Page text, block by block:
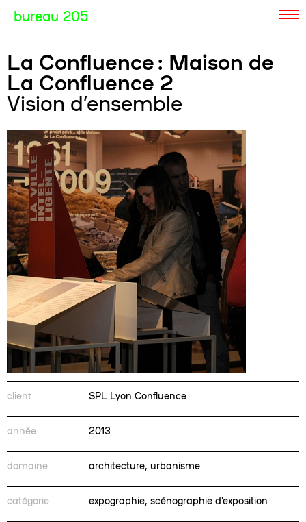
bureau 205
La Confluence : Maison de
La Confluence 2
Vision d’ensemble
client SPL Lyon Confluence
année 2013
domaine architecture, urbanisme
catégorie expographie, scénographie d’exposition